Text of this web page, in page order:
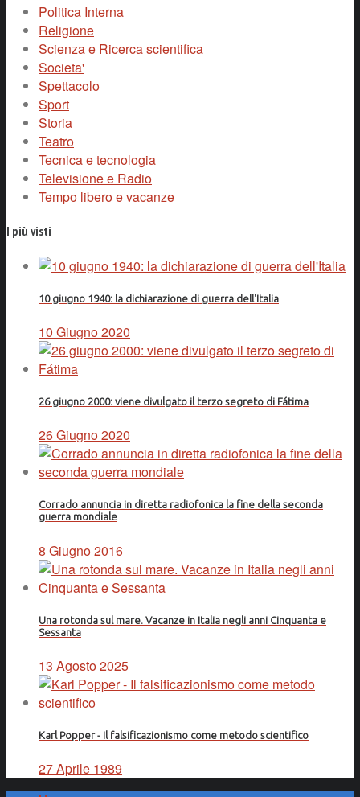
Politica Interna
Religione
Scienza e Ricerca scientifica
Societa'
Spettacolo
Sport
Storia
Teatro
Tecnica e tecnologia
Televisione e Radio
Tempo libero e vacanze
I più visti
10 giugno 1940: la dichiarazione di guerra dell'Italia
10 Giugno 2020
26 giugno 2000: viene divulgato il terzo segreto di Fátima
26 Giugno 2020
Corrado annuncia in diretta radiofonica la fine della seconda
guerra mondiale
8 Giugno 2016
Una rotonda sul mare. Vacanze in Italia negli anni Cinquanta e
Sessanta
13 Agosto 2025
Karl Popper - Il falsificazionismo come metodo scientifico
27 Aprile 1989